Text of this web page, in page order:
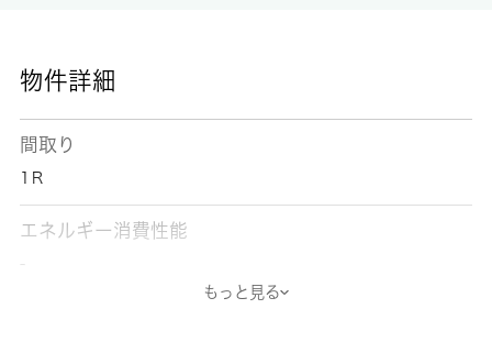
物件詳細
間取り
1Ｒ
エネルギー消費性能
-
もっと見る